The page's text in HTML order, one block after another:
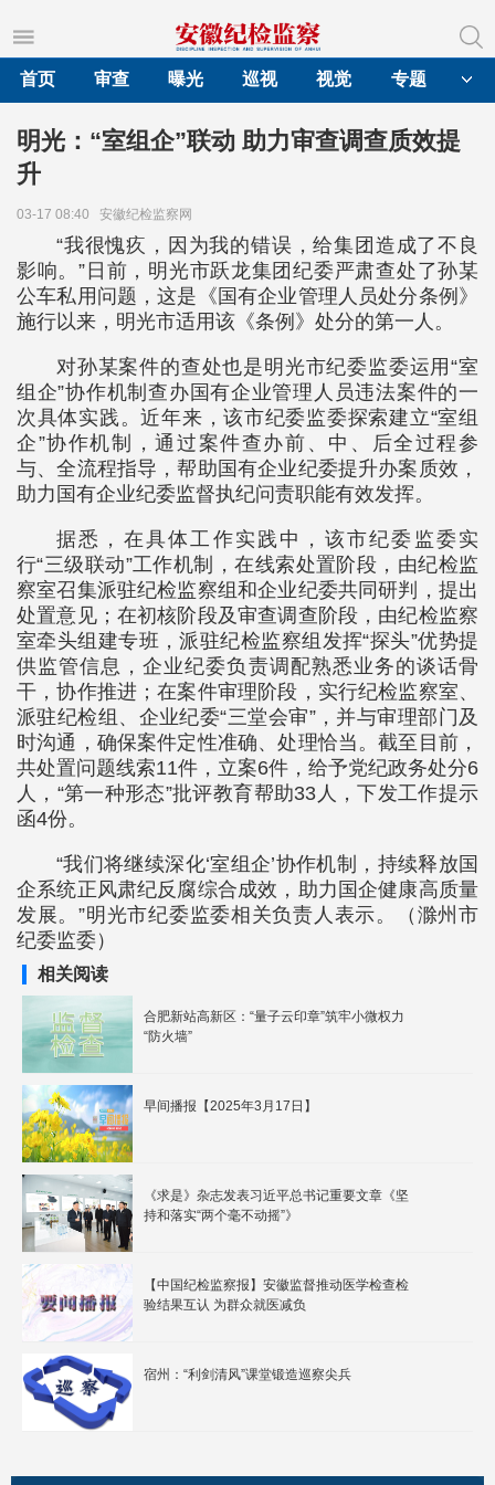
首页
审查 曝光 巡视 视觉 专题
明光：“室组企”联动 助力审查调查质效提
升
03-17 08:40 安徽纪检监察网
“我很愧疚，因为我的错误，给集团造成了不良
影响。”日前，明光市跃龙集团纪委严肃查处了孙某
公车私用问题，这是《国有企业管理人员处分条例》
施行以来，明光市适用该《条例》处分的第一人。
对孙某案件的查处也是明光市纪委监委运用“室
组企”协作机制查办国有企业管理人员违法案件的一
次具体实践。近年来，该市纪委监委探索建立“室组
企”协作机制，通过案件查办前、中、后全过程参
与、全流程指导，帮助国有企业纪委提升办案质效，
助力国有企业纪委监督执纪问责职能有效发挥。
据悉，在具体工作实践中，该市纪委监委实
行“三级联动”工作机制，在线索处置阶段，由纪检监
察室召集派驻纪检监察组和企业纪委共同研判，提出
处置意见；在初核阶段及审查调查阶段，由纪检监察
室牵头组建专班，派驻纪检监察组发挥“探头”优势提
供监管信息，企业纪委负责调配熟悉业务的谈话骨
干，协作推进；在案件审理阶段，实行纪检监察室、
派驻纪检组、企业纪委“三堂会审”，并与审理部门及
时沟通，确保案件定性准确、处理恰当。截至目前，
共处置问题线索11件，立案6件，给予党纪政务处分6
人，“第一种形态”批评教育帮助33人，下发工作提示
函4份。
“我们将继续深化‘室组企’协作机制，持续释放国
企系统正风肃纪反腐综合成效，助力国企健康高质量
发展。”明光市纪委监委相关负责人表示。（滁州市
纪委监委）
相关阅读
合肥新站高新区：“量子云印章”筑牢小微权力
“防火墙”
早间播报【2025年3月17日】
《求是》杂志发表习近平总书记重要文章《坚
持和落实“两个毫不动摇”》
【中国纪检监察报】安徽监督推动医学检查检
验结果互认 为群众就医减负
宿州：“利剑清风”课堂锻造巡察尖兵